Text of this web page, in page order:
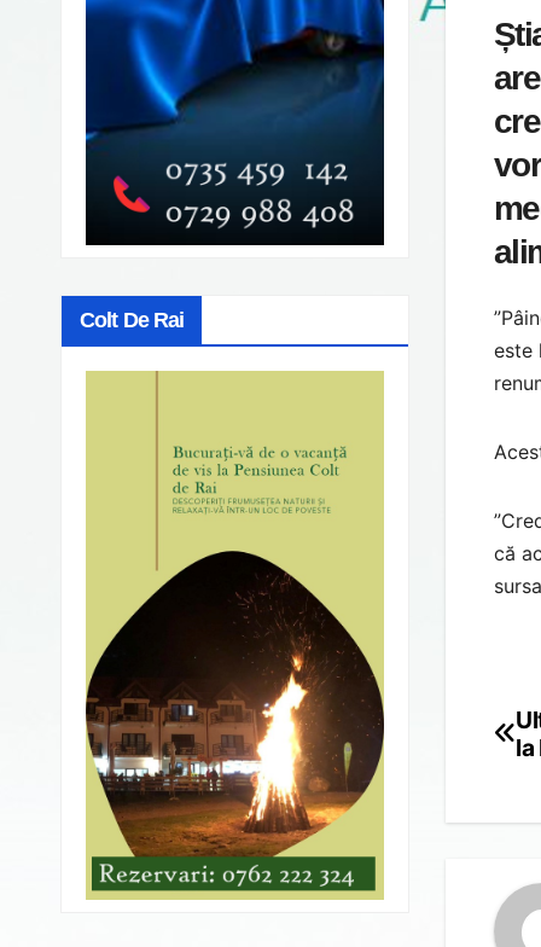
Colt De Rai
este
că
la